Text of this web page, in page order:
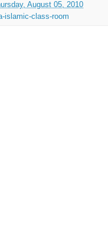
August 05, 2010
islamic-class-room